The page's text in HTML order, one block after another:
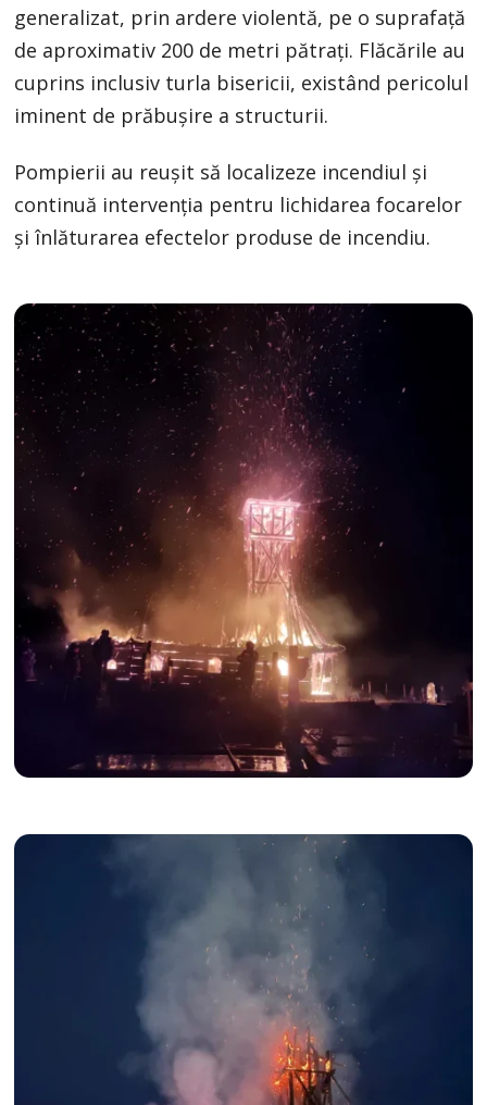
generalizat, prin ardere violentă, pe o suprafață
de aproximativ 200 de metri pătrați. Flăcările au
cuprins inclusiv turla bisericii, existând pericolul
iminent de prăbușire a structurii.
Pompierii au reușit să localizeze incendiul și
continuă intervenția pentru lichidarea focarelor
și înlăturarea efectelor produse de incendiu.